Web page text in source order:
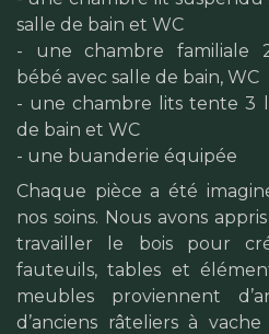
salle de bain et WC
- une chambre
bébé avec salle de bain, WC
- une chambre lits tente 3
de bain et WC
- une buanderie équipée
Chaque pièce a été
nos soins. Nous avons
travailler le bois pour
fauteuils, tables et
meubles proviennent
d’anciens râteliers à